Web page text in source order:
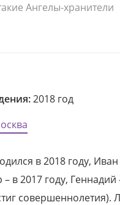
Ангелы-хранители
2018 год
в 2018 году,
– в 2017 году,
совершеннолетия).